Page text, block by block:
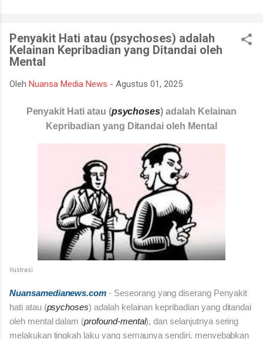
mempertahankan integritasnya karena tidak tahan terhadap
ujian kehidupan. Ketika berhadapan dengan godaan bertekuk
lutut merelakan integritasnya hancur. Padahal telah
dipertahankan sekian lama, dan banyak orang menilainya
merupakan landasan penting dalam menjalankan kehidupan.
Orang beriman selalu bisa menghadapi semua keadaan, ketika
Penyakit Hati atau (psychoses) adalah
Kelainan Kepribadian yang Ditandai oleh
Mental
Oleh Nuansa Media News - Agustus 01, 2025
Penyakit Hati atau (psychoses) adalah Kelainan
Kepribadian yang Ditandai oleh Mental
Ilustrasi
Nuansamedianews.com - Seseorang yang diserang Penyakit
hati atau (psychoses) adalah kelainan kepribadian yang ditandai
oleh mental dalam (profound-mental),dan selanjutnya sering
melakukan tingkah laku yang semaunya sendiri. menyebabkan